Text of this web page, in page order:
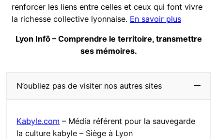
renforcer les liens entre celles et ceux qui font vivre
la richesse collective lyonnaise. En savoir plus
Lyon Infô – Comprendre le territoire, transmettre
ses mémoires.
N’oubliez pas de visiter nos autres sites
Kabyle.com – Média référent pour la sauvegarde
la culture kabyle – Siège à Lyon